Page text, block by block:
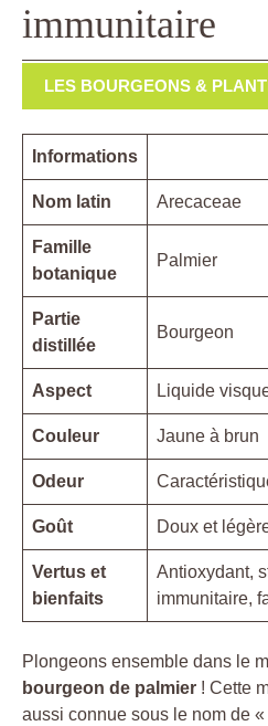
immunitaire
LES BOURGEONS &
Informations
Nom latin Arecaceae
Famille
botanique
Palmier
Partie
distillée
Bourgeon
Aspect Liquide
Couleur Jaune à brun
Odeur
Goût Doux et
Vertus et
bienfaits
Antioxydant,
immunitaire,
Plongeons ensemble dans le
bourgeon de palmier ! Cette
aussi connue sous le nom de